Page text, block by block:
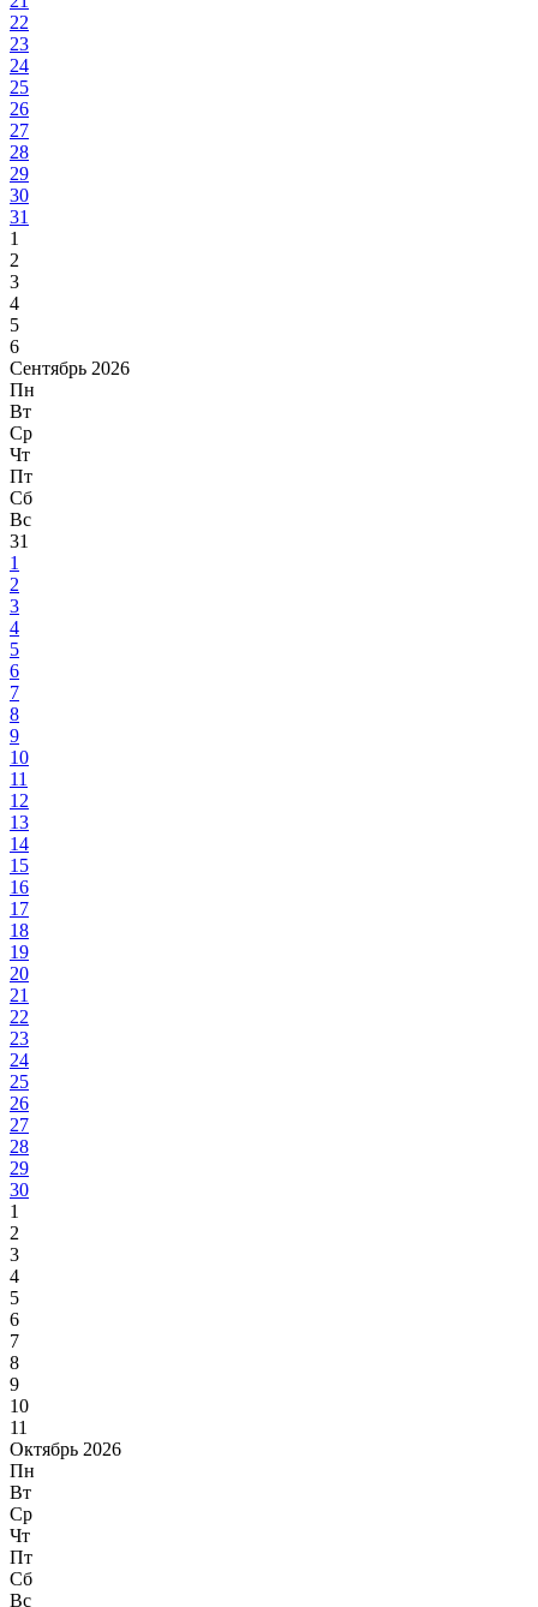
22
23
24
25
26
27
28
29
30
31
1
2
3
4
5
6
Сентябрь 2026
Пн
Вт
Ср
Чт
Пт
Сб
Вс
31
1
2
3
4
5
6
7
8
9
10
11
12
13
14
15
16
17
18
19
20
21
22
23
24
25
26
27
28
29
30
1
2
3
4
5
6
7
8
9
10
11
Октябрь 2026
Пн
Вт
Ср
Чт
Пт
Сб
Вс